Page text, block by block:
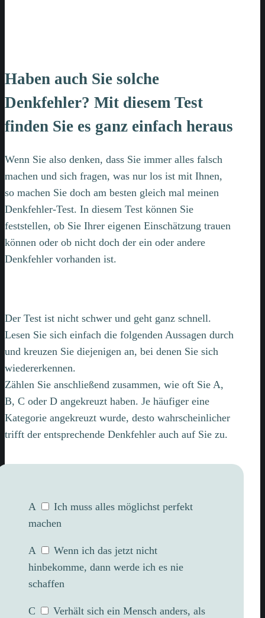
Haben auch Sie solche
Denkfehler? Mit diesem Test
finden Sie es ganz einfach heraus
Wenn Sie also denken, dass Sie immer alles falsch
machen und sich fragen, was nur los ist mit Ihnen,
so machen Sie doch am besten gleich mal meinen
Denkfehler-Test. In diesem Test können Sie
feststellen, ob Sie Ihrer eigenen Einschätzung trauen
können oder ob nicht doch der ein oder andere
Denkfehler vorhanden ist.
Der Test ist nicht schwer und geht ganz schnell.
Lesen Sie sich einfach die folgenden Aussagen durch
und kreuzen Sie diejenigen an, bei denen Sie sich
wiedererkennen.
Zählen Sie anschließend zusammen, wie oft Sie A,
B, C oder D angekreuzt haben. Je häufiger eine
Kategorie angekreuzt wurde, desto wahrscheinlicher
trifft der entsprechende Denkfehler auch auf Sie zu.
A
Ich muss alles möglichst perfekt
machen
A
Wenn ich das jetzt nicht
hinbekomme, dann werde ich es nie
schaffen
C
Verhält sich ein Mensch anders, als